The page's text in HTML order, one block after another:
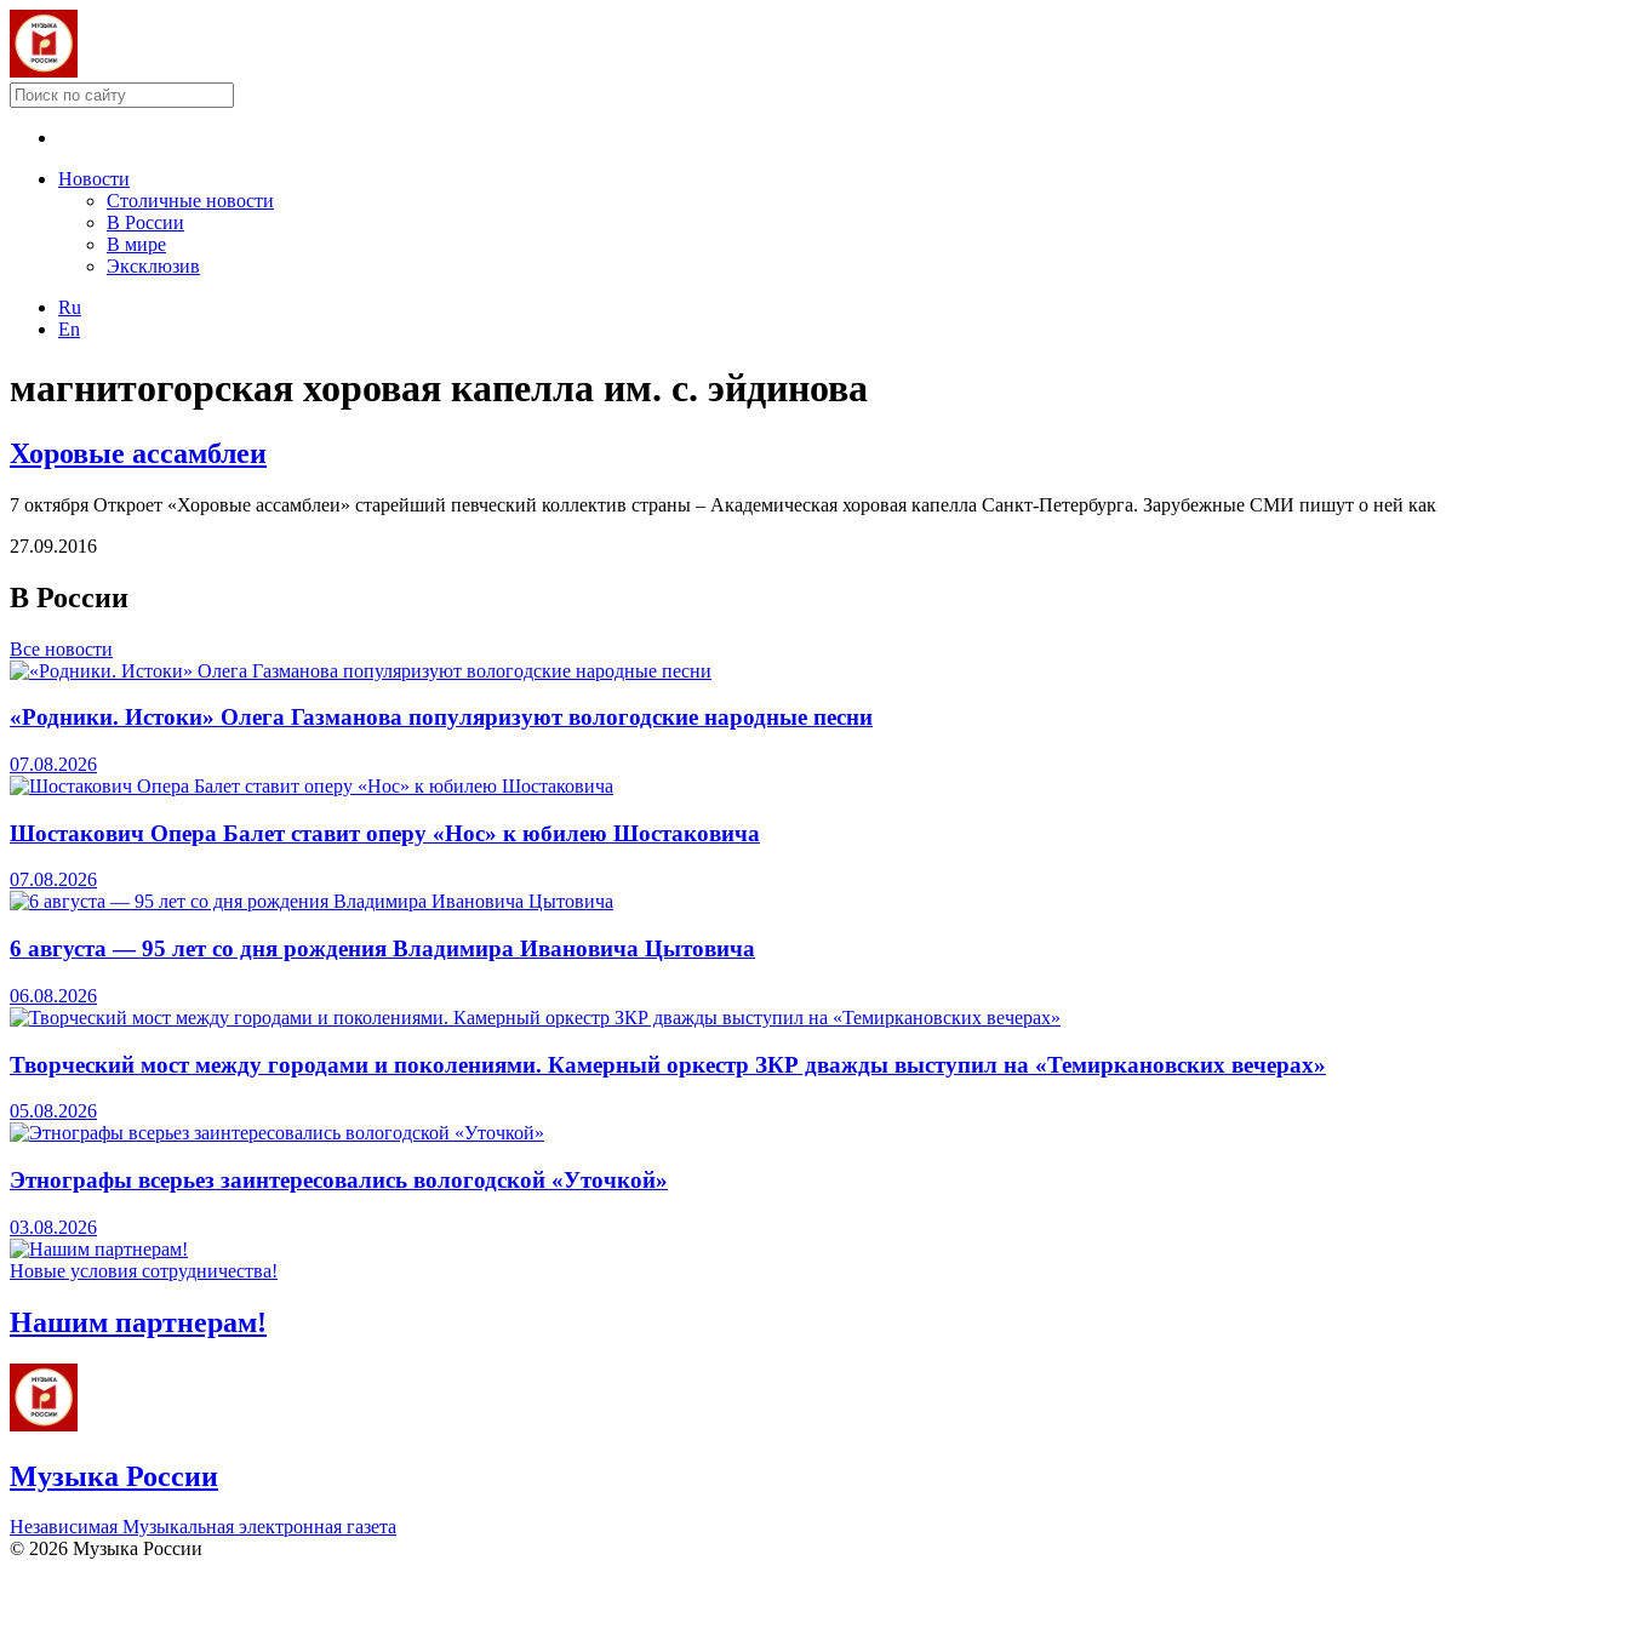
Новости
Столичные новости
В России
В мире
Эксклюзив
Ru
En
магнитогорская хоровая капелла им. с. эйдинова
Хоровые ассамблеи
7 октября Откроет «Хоровые ассамблеи» старейший певческий коллектив страны – Академическая хоровая капелла Санкт-Петербурга. Зарубежные СМИ пишут о ней как
27.09.2016
В России
Все новости
«Родники. Истоки» Олега Газманова популяризуют вологодские народные песни
07.08.2026
Шостакович Опера Балет ставит оперу «Нос» к юбилею Шостаковича
07.08.2026
6 августа — 95 лет со дня рождения Владимира Ивановича Цытовича
06.08.2026
Творческий мост между городами и поколениями. Камерный оркестр ЗКР дважды выступил на «Темиркановских вечерах»
05.08.2026
Этнографы всерьез заинтересовались вологодской «Уточкой»
03.08.2026
Новые условия сотрудничества!
Нашим партнерам!
Музыка России
Независимая Музыкальная электронная газета
© 2026 Музыка России